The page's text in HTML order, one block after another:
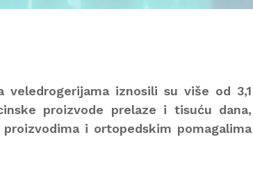
veledrogerijama iznosili su više od 3,1
proizvode prelaze i tisuću dana,
i ortopedskim pomagalima